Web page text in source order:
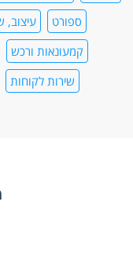
ספורט
עיצוב,
קמעונאות ורכש
שירות לקוחות